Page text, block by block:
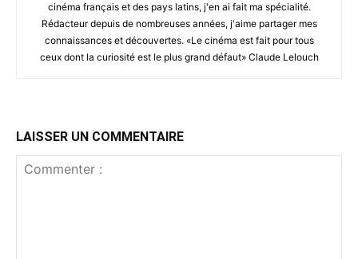
cinéma français et des pays latins, j'en ai fait ma spécialité.
Rédacteur depuis de nombreuses années, j'aime partager mes
connaissances et découvertes. «Le cinéma est fait pour tous
ceux dont la curiosité est le plus grand défaut» Claude Lelouch
LAISSER UN COMMENTAIRE